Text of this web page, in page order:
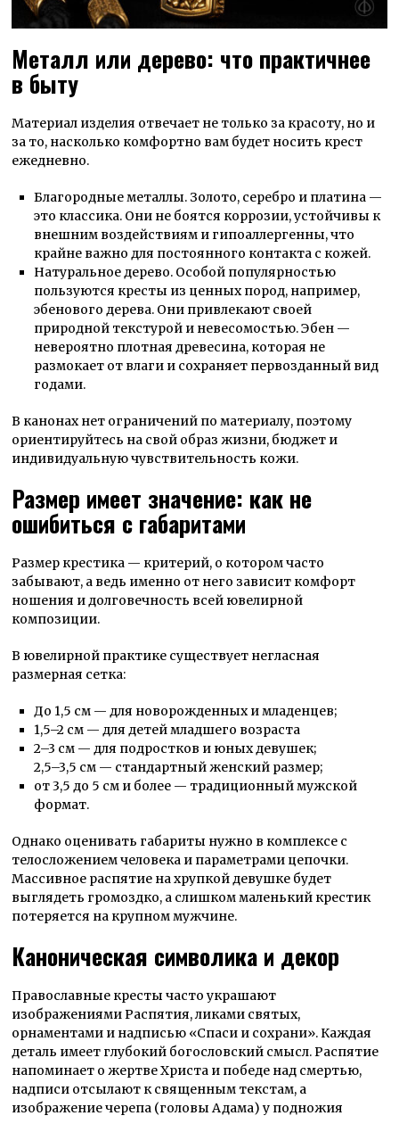
Металл или дерево: что практичнее
в быту
Материал изделия отвечает не только за красоту, но и
за то, насколько комфортно вам будет носить крест
ежедневно.
Благородные металлы.Золото, серебро и платина —
это классика. Они не боятся коррозии, устойчивы к
внешним воздействиям и гипоаллергенны, что
крайне важно для постоянного контакта с кожей.
Натуральное дерево.Особой популярностью
пользуются кресты из ценных пород, например,
эбенового дерева. Они привлекают своей
природной текстурой и невесомостью. Эбен —
невероятно плотная древесина, которая не
размокает от влаги и сохраняет первозданный вид
годами.
В канонах нет ограничений по материалу, поэтому
ориентируйтесь на свой образ жизни, бюджет и
индивидуальную чувствительность кожи.
Размер имеет значение: как не
ошибиться с габаритами
Размер крестика — критерий, о котором часто
забывают, а ведь именно от него зависит комфорт
ношения и долговечность всей ювелирной
композиции.
В ювелирной практике существует негласная
размерная сетка:
До 1,5 см— для новорожденных и младенцев;
1,5–2 см— для детей младшего возраста
2–3 см— для подростков и юных девушек;
2,5–3,5 см— стандартный женский размер;
от 3,5 до 5 см и более— традиционный мужской
формат.
Однако оценивать габариты нужно в комплексе с
телосложением человека и параметрами цепочки.
Массивное распятие на хрупкой девушке будет
выглядеть громоздко, а слишком маленький крестик
потеряется на крупном мужчине.
Каноническая символика и декор
Православные кресты часто украшают
изображениями Распятия, ликами святых,
орнаментами и надписью «Спаси и сохрани». Каждая
деталь имеет глубокий богословский смысл. Распятие
напоминает о жертве Христа и победе над смертью,
надписи отсылают к священным текстам, а
изображение черепа (головы Адама) у подножия